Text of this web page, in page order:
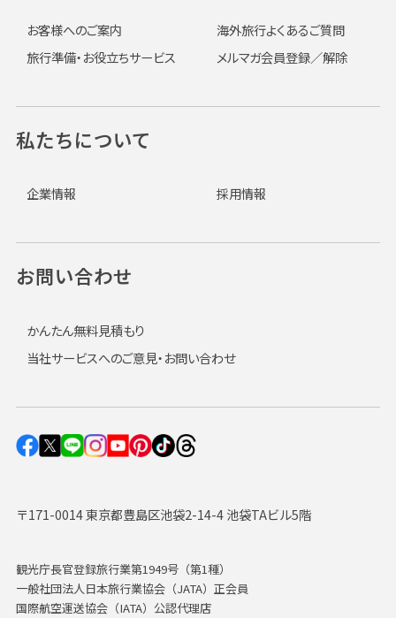
〒171-0014 東京都豊島区池袋2-14-4 池袋TAビル5階
観光庁長官登録旅行業第1949号（第1種）
一般社団法人日本旅行業協会（JATA）正会員
国際航空運送協会（IATA）公認代理店
お客様へのご案内
海外旅行よくあるご質問
旅行準備・お役立ちサービス
メルマガ会員登録／解除
私たちについて
企業情報 採用情報
お問い合わせ
かんたん無料見積もり
当社サービスへのご意見・お問い合わせ